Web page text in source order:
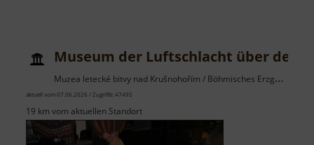
Museum der Luftschlacht über dem
Muzea letecké bitvy nad Krušnohořím / Böhmisches Erzgebirge
aktuell vom 07.06.2026 / Zugriffe: 47495
19 km vom aktuellen Standort